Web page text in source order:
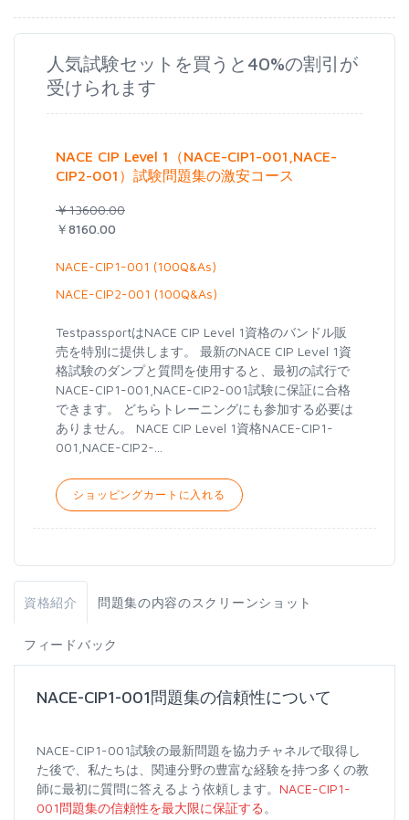
人気試験セットを買うと40%の割引が
受けられます
NACE CIP Level 1（NACE-CIP1-001,NACE-
CIP2-001）試験問題集の激安コース
￥13600.00
￥8160.00
NACE-CIP1-001 (100Q&As)
NACE-CIP2-001 (100Q&As)
TestpassportはNACE CIP Level 1資格のバンドル販
売を特別に提供します。 最新のNACE CIP Level 1資
格試験のダンプと質問を使用すると、最初の試行で
NACE-CIP1-001,NACE-CIP2-001試験に保証に合格
できます。 どちらトレーニングにも参加する必要は
ありません。 NACE CIP Level 1資格NACE-CIP1-
001,NACE-CIP2-...
ショッピングカートに入れる
資格紹介 問題集の内容のスクリーンショット
フィードバック
NACE-CIP1-001問題集の信頼性について
NACE-CIP1-001試験の最新問題を協力チャネルで取得し
た後で、私たちは、関連分野の豊富な経験を持つ多くの教
師に最初に質問に答えるよう依頼します。 NACE-CIP1-
001問題集の信頼性を最大限に保証する 。